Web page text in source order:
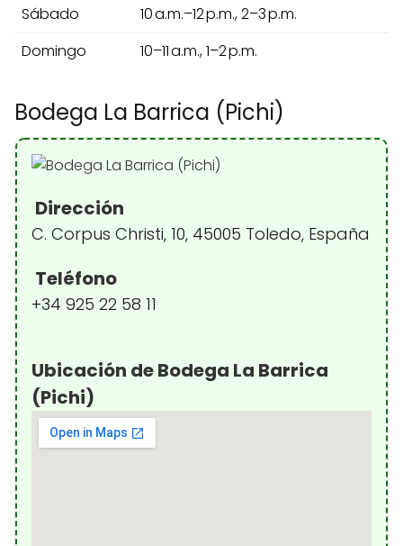
Sábado
10 a.m.–12 p.m., 2–3 p.m.
Domingo
10–11 a.m., 1–2 p.m.
Bodega La Barrica (Pichi)
Dirección
C. Corpus Christi, 10, 45005 Toledo, España
Teléfono
+34 925 22 58 11
Ubicación de Bodega La Barrica
(Pichi)